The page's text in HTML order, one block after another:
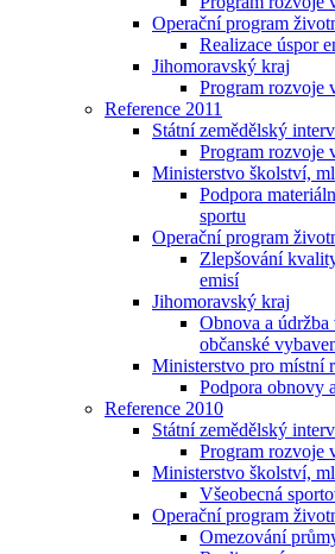
Operační program
Realizace úspor
Jihomoravský kraj
Program rozvoje
Reference 2011
Státní zemědělský
Program rozvoje
Ministerstvo školství,
Podpora
sportu
Operační program
Zlepšování
emisí
Jihomoravský kraj
Obnova a údržba
občanské
Ministerstvo pro místní
Podpora obnovy
Reference 2010
Státní zemědělský
Program rozvoje
Ministerstvo školství,
Všeobecná
Operační program
Omezování